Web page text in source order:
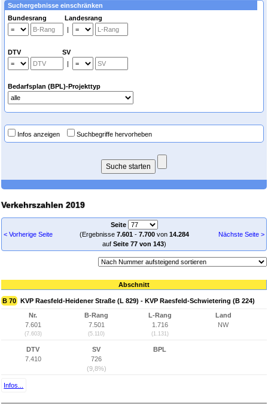
Suchergebnisse einschränken
Bundesrang Landesrang
|
DTV SV
|
Bedarfsplan (BPL)-Projekttyp
Infos anzeigen Suchbegriffe hervorheben
Verkehrszahlen 2019
< Vorherige Seite
Seite
(Ergebnisse 7.601- 7.700von 14.284
auf Seite 77 von 143)
Nächste Seite >
Abschnitt
B 70 KVP Raesfeld-Heidener Straße (L 829) - KVP Raesfeld-Schwietering (B 224)
Nr.
7.601
(7.603)
B-Rang
7.501
(5.110)
L-Rang
1.716
(1.131)
Land
NW
DTV
7.410
SV
726
(9,8%)
BPL
Infos...